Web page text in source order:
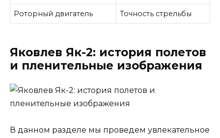
Роторный двигатель Точность стрельбы
Яковлев Як-2: история полетов
и пленительные изображения
В данном разделе мы проведем увлекательное